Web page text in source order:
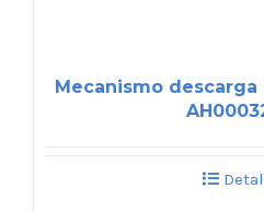
Mecanismo descarga